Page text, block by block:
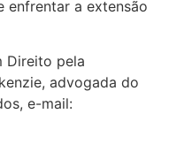
enfrentar a extensão
Direito pela
advogada do
e-mail: